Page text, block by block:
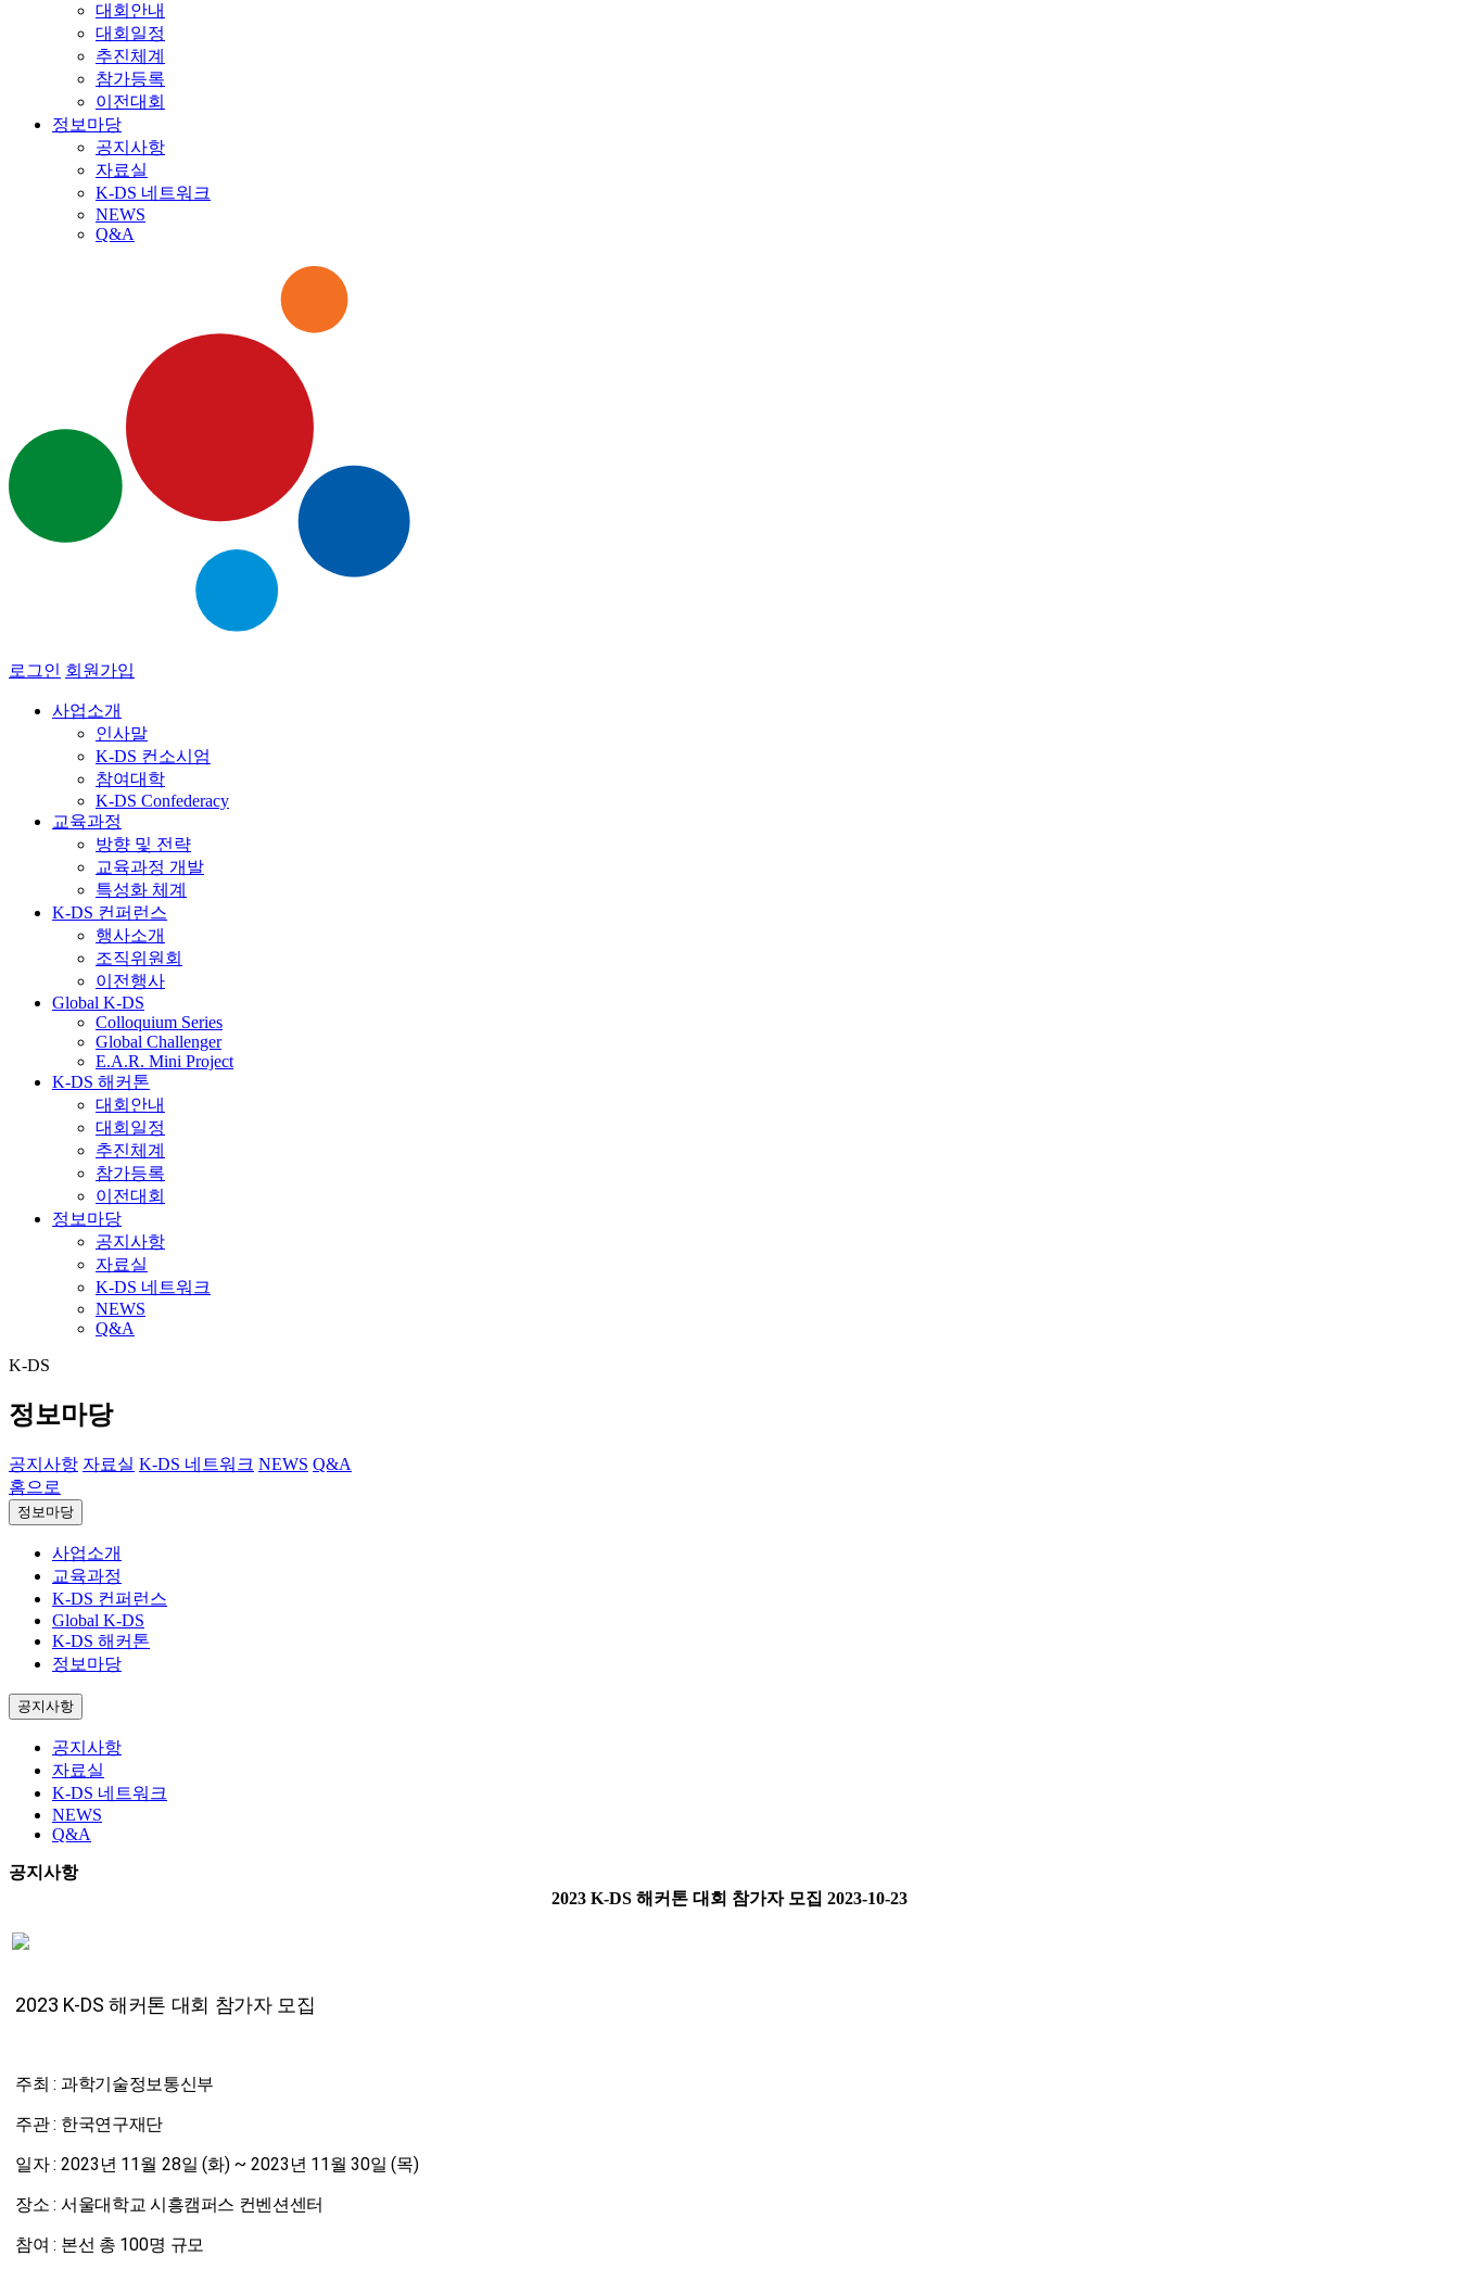
대회안내
대회일정
추진체계
참가등록
이전대회
정보마당
공지사항
자료실
K-DS 네트워크
NEWS
Q&A
로그인 회원가입
사업소개
인사말
K-DS 컨소시엄
참여대학
K-DS Confederacy
교육과정
방향 및 전략
교육과정 개발
특성화 체계
K-DS 컨퍼런스
행사소개
조직위원회
이전행사
Global K-DS
Colloquium Series
Global Challenger
E.A.R. Mini Project
K-DS 해커톤
대회안내
대회일정
추진체계
참가등록
이전대회
정보마당
공지사항
자료실
K-DS 네트워크
NEWS
Q&A
K-DS
정보마당
공지사항 자료실 K-DS 네트워크 NEWS Q&A
홈으로
정보마당
사업소개
교육과정
K-DS 컨퍼런스
Global K-DS
K-DS 해커톤
정보마당
공지사항
공지사항
자료실
K-DS 네트워크
NEWS
Q&A
공지사항
2023 K-DS 해커톤 대회 참가자 모집 2023-10-23
2023 K-DS 해커톤 대회 참가자 모집
주최 : 과학기술정보통신부
주관: 한국연구재단
일자: 2023 년 11월 28일 (화) ~ 2023 년 11월30일(목)
장소 : 서울대학교 시흥캠퍼스 컨벤션센터
참여 : 본선 총 100명 규모